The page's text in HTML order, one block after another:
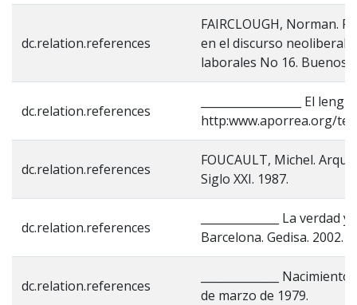
dc.relation.references
FAIRCLOUGH, Norman.
en el discurso neoliberal.
laborales No 16. Buenos
dc.relation.references
__________________ El
http:www.aporrea.org/
dc.relation.references
FOUCAULT, Michel.
Siglo XXI. 1987.
dc.relation.references
______________ La
Barcelona. Gedisa. 2002.
dc.relation.references
______________
de marzo de 1979.